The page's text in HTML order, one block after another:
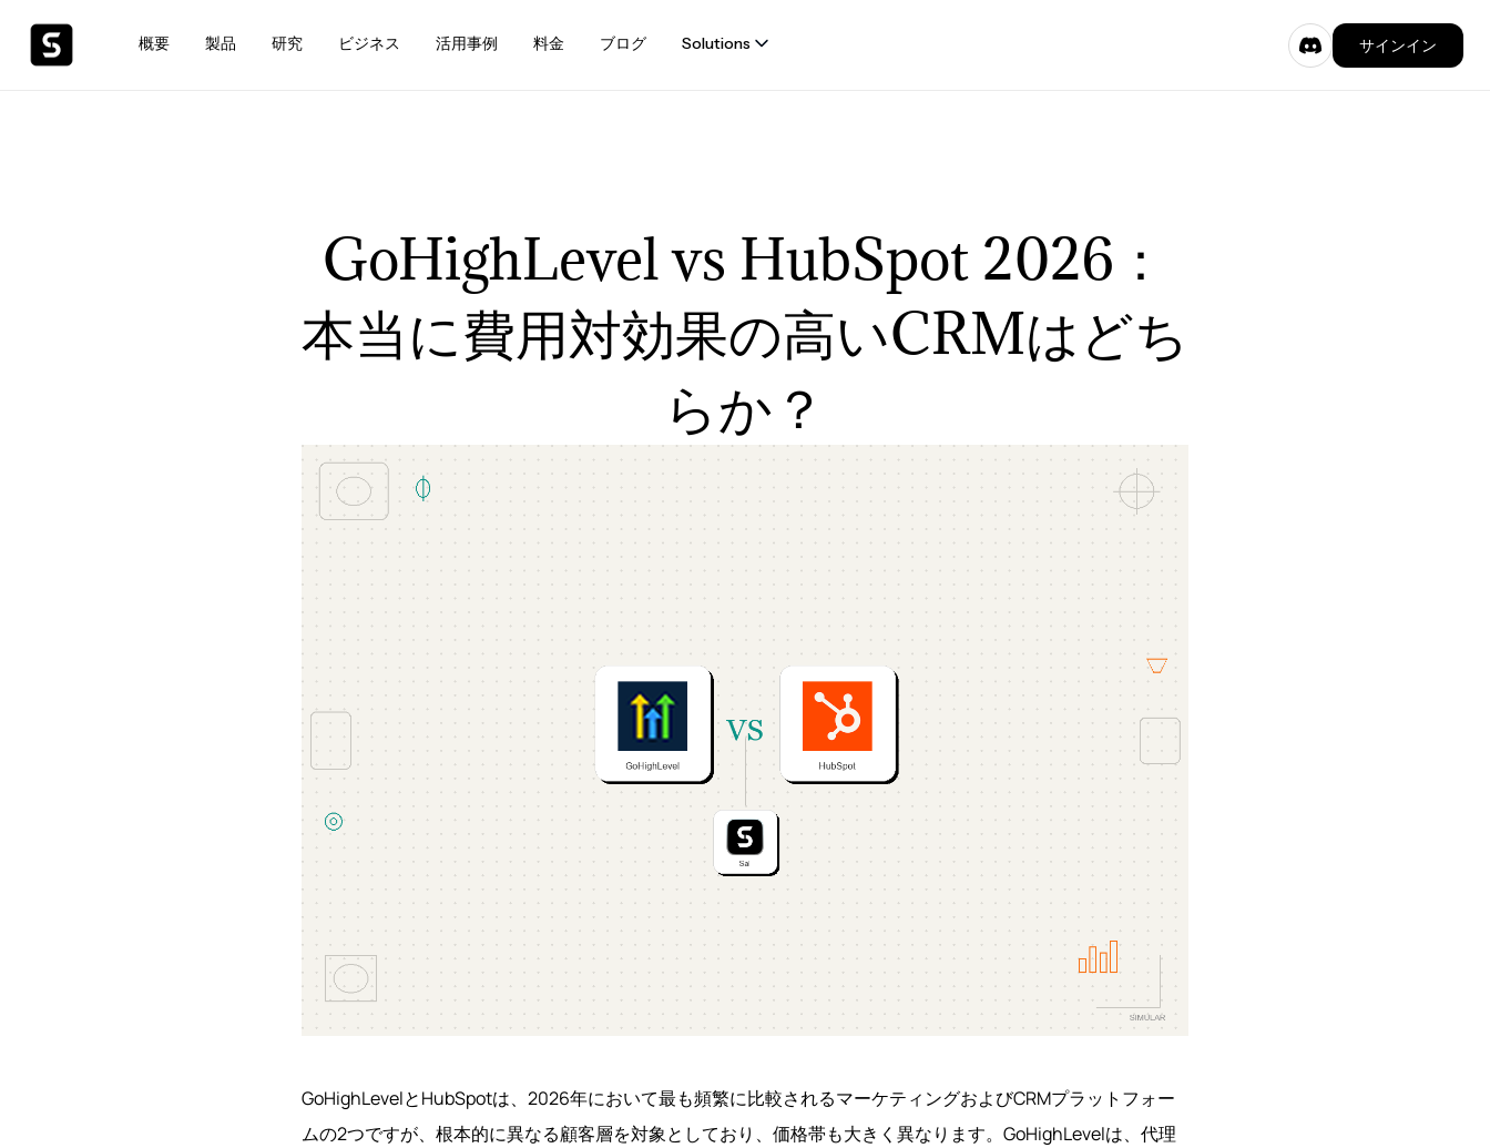
概要 製品 研究 ビジネス 活用事例 料金 ブログ Solutions サインイン
GoHighLevel vs HubSpot 2026：
本当に費用対効果の高いCRMはどち
らか？
GoHighLevelとHubSpotは、2026年において最も頻繁に比較されるマーケティングおよびCRMプラットフォー
ムの2つですが、根本的に異なる顧客層を対象としており、価格帯も大きく異なります。GoHighLevelは、代理